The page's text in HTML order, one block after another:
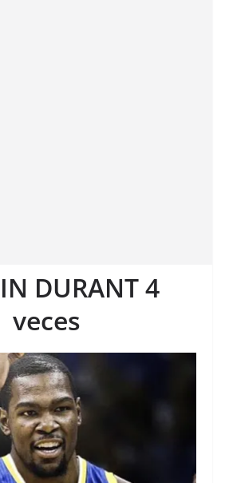
DURANT 4
veces